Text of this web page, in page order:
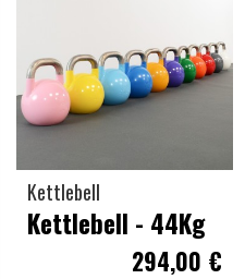
Kettlebell
Kettlebell - 44Kg
294,00 €